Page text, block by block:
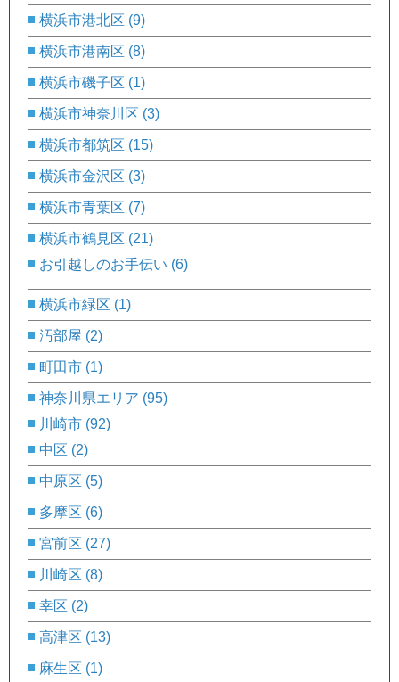
横浜市港北区 (9)
横浜市港南区 (8)
横浜市磯子区 (1)
横浜市神奈川区 (3)
横浜市都筑区 (15)
横浜市金沢区 (3)
横浜市青葉区 (7)
横浜市鶴見区 (21)
お引越しのお手伝い (6)
横浜市緑区 (1)
汚部屋 (2)
町田市 (1)
神奈川県エリア (95)
川崎市 (92)
中区 (2)
中原区 (5)
多摩区 (6)
宮前区 (27)
川崎区 (8)
幸区 (2)
高津区 (13)
麻生区 (1)